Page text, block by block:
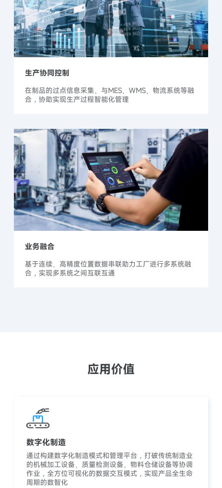
生产协同控制
在制品的过点信息采集、与MES、WMS、物流系统等融
合，协助实现生产过程智能化管理
业务融合
基于连续、高精度位置数据串联助力工厂进行多系统融
合，实现多系统之间互联互通
应用价值
数字化制造
通过构建数字化制造模式和管理平台，打破传统制造业
的机械加工设备、质量检测设备、物料仓储设备等协调
作业，全方位可视化的数据交互模式，实现产品全生命
周期的数智化